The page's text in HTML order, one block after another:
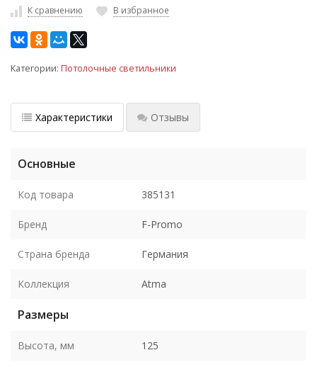
К сравнению В избранное
Категории: Потолочные светильники
Характеристики Отзывы
Основные
Код товара 385131
Бренд F-Promo
Страна бренда Германия
Коллекция Atma
Размеры
Высота, мм 125